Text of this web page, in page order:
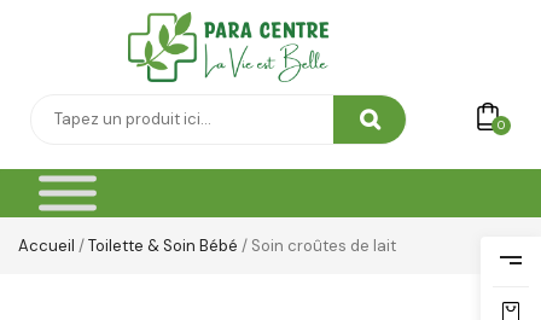
0
Accueil /Toilette & Soin Bébé / Soin croûtes de lait